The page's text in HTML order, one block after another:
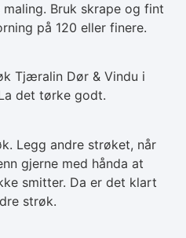
Bruk skrape og fint
på 120 eller finere.
Tjæralin Dør & Vindu i
det tørke godt.
Legg andre strøket, når
gjerne med hånda at
smitter. Da er det klart
strøk.